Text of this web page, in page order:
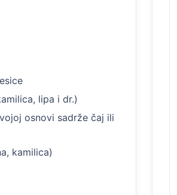
lipa i dr.)
osnovi sadrže čaj ili
kamilica)